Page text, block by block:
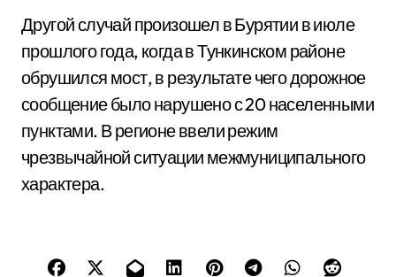
Другой случай произошел в Бурятии в июле
прошлого года, когда в Тункинском районе
обрушился мост, в результате чего дорожное
сообщение было нарушено с 20 населенными
пунктами. В регионе ввели режим
чрезвычайной ситуации межмуниципального
характера.